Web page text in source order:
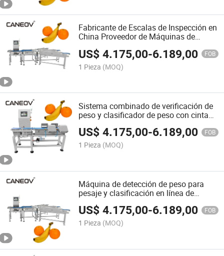
Fabricante de Escalas de Inspección en
China Proveedor de Máquinas de
Máquina de Clasificación Dinámica
Personalizada
US$4.175,00-6.189,00 FOB
1 Pieza (MOQ)
Sistema combinado de verificación de
peso y clasificador de peso con cinta
transportadora automática
US$4.175,00-6.189,00 FOB
1 Pieza (MOQ)
Máquina de detección de peso para
pesaje y clasificación en línea de
producción, máquina de pesaje de
alimentos y frutas personalizada,
máquina de clasificación automática
US$4.175,00-6.189,00 FOB
1 Pieza (MOQ)